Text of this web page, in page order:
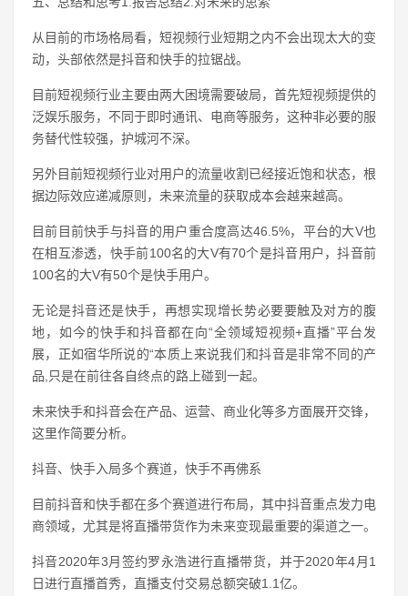
从目前的市场格局看，短视频行业短期之内不会出现太大的变
动，头部依然是抖音和快手的拉锯战。
目前短视频行业主要由两大困境需要破局，首先短视频提供的
泛娱乐服务，不同于即时通讯、电商等服务，这种非必要的服
务替代性较强，护城河不深。
另外目前短视频行业对用户的流量收割已经接近饱和状态，根
据边际效应递减原则，未来流量的获取成本会越来越高。
目前目前快手与抖音的用户重合度高达46.5%，平台的大V也
在相互渗透，快手前100名的大V有70个是抖音用户，抖音前
100名的大V有50个是快手用户。
无论是抖音还是快手，再想实现增长势必要要触及对方的腹
地，如今的快手和抖音都在向“全领域短视频+直播”平台发
展，正如宿华所说的“本质上来说我们和抖音是非常不同的产
品,只是在前往各自终点的路上碰到一起。
未来快手和抖音会在产品、运营、商业化等多方面展开交锋，
这里作简要分析。
抖音、快手入局多个赛道，快手不再佛系
目前抖音和快手都在多个赛道进行布局，其中抖音重点发力电
商领域，尤其是将直播带货作为未来变现最重要的渠道之一。
抖音2020年3月签约罗永浩进行直播带货，并于2020年4月1
日进行直播首秀，直播支付交易总额突破1.1亿。